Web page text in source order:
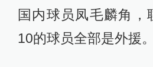
国内球员凤毛麟角，
10的球员全部是外援。